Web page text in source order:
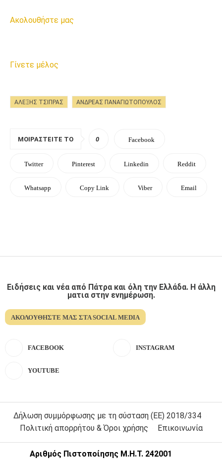
Ακολουθήστε μας
Γίνετε μέλος
ΑΛΕΞΗΣ ΤΣΙΠΡΑΣ ΆΝΔΡΕΑΣ ΠΑΝΑΓΙΩΤΟΠΟΥΛΟΣ
ΜΟΙΡΑΣΤΕΊΤΕ ΤΟ 0 Facebook
Twitter Pinterest Linkedin Reddit
Whatsapp Copy Link Viber Email
Ειδήσεις και νέα από Πάτρα και όλη την Ελλάδα. Η άλλη
ματια στην ενημέρωση.
ΑΚΟΛΟΥΘΉΣΤΕ ΜΑΣ ΣΤΑ SOCIAL MEDIA
FACEBOOK INSTAGRAM
YOUTUBE
Δήλωση συμμόρφωσης με τη σύσταση (ΕΕ) 2018/334
Πολιτική απορρήτου & Όροι χρήσης
Επικοινωνία
Αριθμός Πιστοποίησης Μ.Η.Τ. 242001